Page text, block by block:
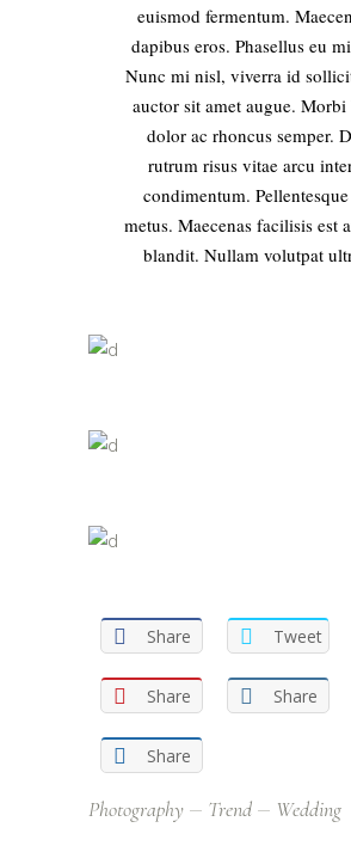
euismod fermentum.
dapibus eros. Phasellus eu
Nunc mi nisl, viverra id
auctor sit amet augue.
dolor ac rhoncus semper.
rutrum risus vitae arcu
condimentum.
metus. Maecenas facilisis est
blandit. Nullam volutpat
Share Tweet
Share Share
Share
Photography Trend Wedding